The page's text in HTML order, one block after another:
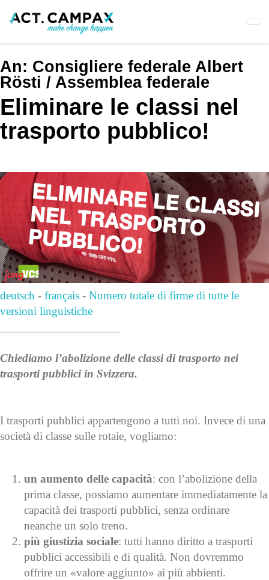
An: Consigliere federale Albert
Rösti / Assemblea federale
Eliminare le classi nel
trasporto pubblico!
deutsch - français - Numero totale di firme di tutte le
versioni linguistiche
Chiediamo l’abolizione delle classi di trasporto nei
trasporti pubblici in Svizzera.
I trasporti pubblici appartengono a tutti noi. Invece di una
società di classe sulle rotaie, vogliamo:
un aumento delle capacità: con l’abolizione della
prima classe, possiamo aumentare immediatamente la
capacità dei trasporti pubblici, senza ordinare
neanche un solo treno.
più giustizia sociale: tutti hanno diritto a trasporti
pubblici accessibili e di qualità. Non dovremmo
offrire un «valore aggiunto» ai più abbienti.